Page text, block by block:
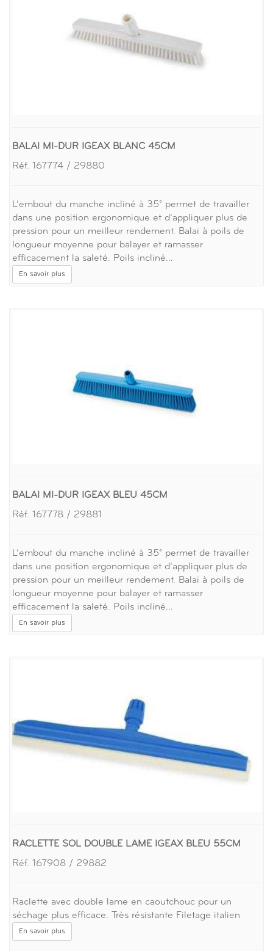
BALAI MI-DUR IGEAX BLANC 45CM
Réf. 167774 / 29880
L’embout du manche incliné à 35° permet de travailler
dans une position ergonomique et d’appliquer plus de
pression pour un meilleur rendement. Balai à poils de
longueur moyenne pour balayer et ramasser
efficacement la saleté. Poils incliné…
En savoir plus
BALAI MI-DUR IGEAX BLEU 45CM
Réf. 167778 / 29881
L’embout du manche incliné à 35° permet de travailler
dans une position ergonomique et d’appliquer plus de
pression pour un meilleur rendement. Balai à poils de
longueur moyenne pour balayer et ramasser
efficacement la saleté. Poils incliné…
En savoir plus
RACLETTE SOL DOUBLE LAME IGEAX BLEU 55CM
Réf. 167908 / 29882
Raclette avec double lame en caoutchouc pour un
séchage plus efficace. Très résistante Filetage italien
En savoir plus